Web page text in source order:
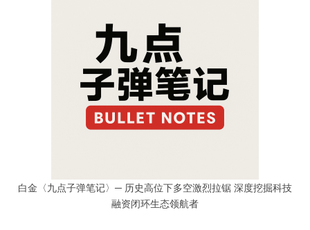
白金〈九点子弹笔记〉─ 历史高位下多空激烈拉锯 深度挖掘科技
融资闭环生态领航者